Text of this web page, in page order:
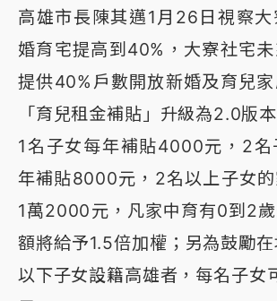
高雄市長陳其邁1月26日視察
婚育宅提高到40%，大寮社宅
提供40%戶數開放新婚及育兒
「育兒租金補貼」升級為2.0版
1名子女每年補貼4000元，2名
年補貼8000元，2名以上子女
1萬2000元，凡家中育有0到2
額將給予1.5倍加權；另為鼓勵
以下子女設籍高雄者，每名子女